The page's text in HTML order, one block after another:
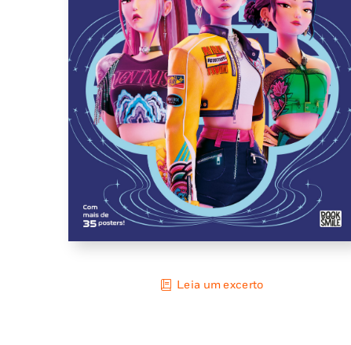
Leia um excerto